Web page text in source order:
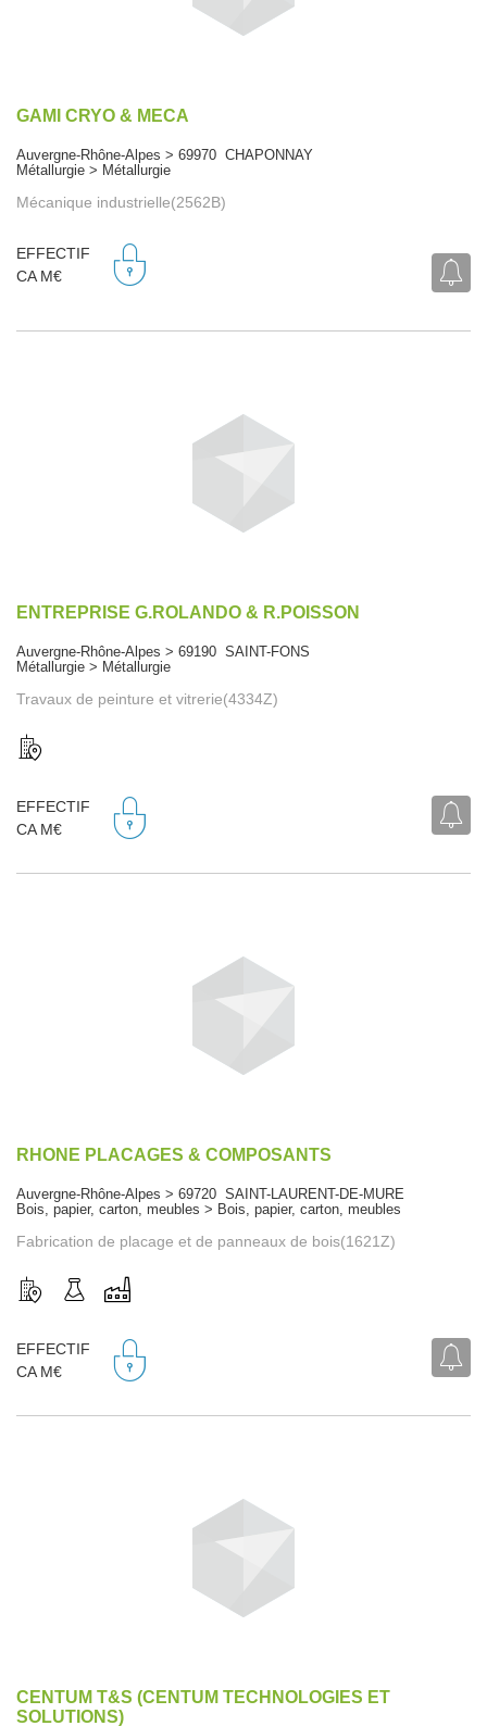
GAMI CRYO & MECA
Auvergne-Rhône-Alpes > 69970 CHAPONNAY
Métallurgie > Métallurgie
Mécanique industrielle(2562B)
EFFECTIF
CA M€
ENTREPRISE G.ROLANDO & R.POISSON
Auvergne-Rhône-Alpes > 69190 SAINT-FONS
Métallurgie > Métallurgie
Travaux de peinture et vitrerie(4334Z)
EFFECTIF
CA M€
RHONE PLACAGES & COMPOSANTS
Auvergne-Rhône-Alpes > 69720 SAINT-LAURENT-DE-MURE
Bois, papier, carton, meubles > Bois, papier, carton, meubles
Fabrication de placage et de panneaux de bois(1621Z)
EFFECTIF
CA M€
CENTUM T&S (CENTUM TECHNOLOGIES ET
SOLUTIONS)